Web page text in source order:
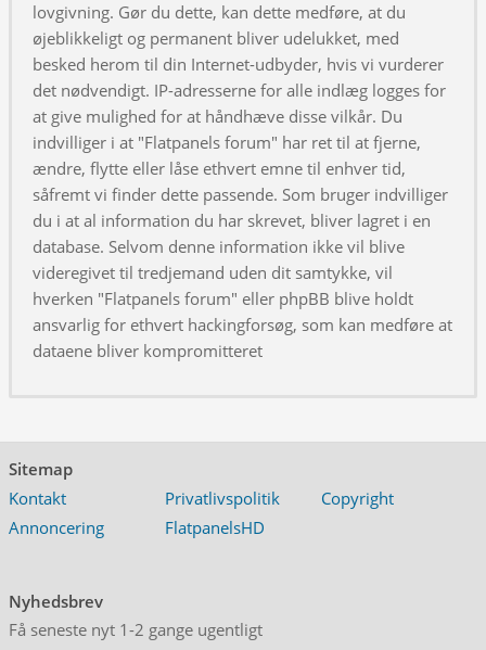
lovgivning. Gør du dette, kan dette medføre, at du
øjeblikkeligt og permanent bliver udelukket, med
besked herom til din Internet-udbyder, hvis vi vurderer
det nødvendigt. IP-adresserne for alle indlæg logges for
at give mulighed for at håndhæve disse vilkår. Du
indvilliger i at "Flatpanels forum" har ret til at fjerne,
ændre, flytte eller låse ethvert emne til enhver tid,
såfremt vi finder dette passende. Som bruger indvilliger
du i at al information du har skrevet, bliver lagret i en
database. Selvom denne information ikke vil blive
videregivet til tredjemand uden dit samtykke, vil
hverken "Flatpanels forum" eller phpBB blive holdt
ansvarlig for ethvert hackingforsøg, som kan medføre at
dataene bliver kompromitteret
Sitemap
Kontakt
Privatlivspolitik
Copyright
Annoncering
FlatpanelsHD
Nyhedsbrev
Få seneste nyt 1-2 gange ugentligt